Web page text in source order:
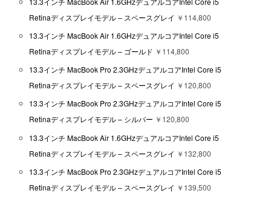
Retinaディスプレイモデル – スペースグレイ ￥114,800
13.3インチ MacBook Air 1.6GHzデュアルコアIntel Core i5
Retinaディスプレイモデル – ゴールド ￥114,800
13.3インチ MacBook Pro 2.3GHzデュアルコアIntel Core i5
Retinaディスプレイモデル – スペースグレイ ￥120,800
13.3インチ MacBook Pro 2.3GHzデュアルコアIntel Core i5
Retinaディスプレイモデル – シルバー ￥120,800
13.3インチ MacBook Air 1.6GHzデュアルコアIntel Core i5
Retinaディスプレイモデル – スペースグレイ ￥132,800
13.3インチ MacBook Pro 2.3GHzデュアルコアIntel Core i5
Retinaディスプレイモデル – スペースグレイ ￥139,500